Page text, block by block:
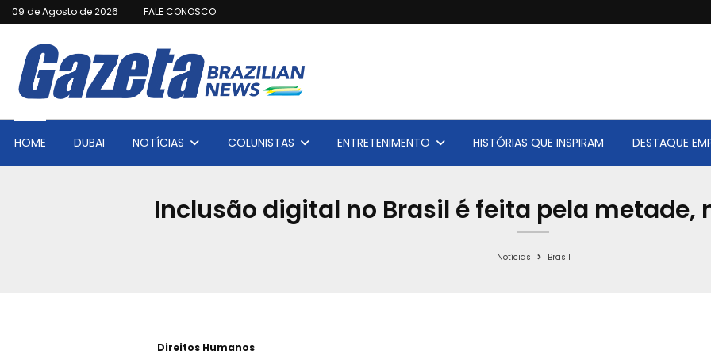
09 de Agosto de 2026 FALE CONOSCO
HOME DUBAI NOTÍCIAS COLUNISTAS ENTRETENIMENTO HISTÓRIAS QUE INSPIRAM DESTAQUE
Inclusão digital no Brasil é feita pela metade,
Notícias Brasil
Direitos Humanos